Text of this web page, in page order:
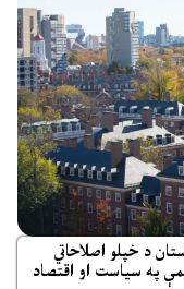
د خپلو اصلاحاتي
په سیاست او اقتصاد